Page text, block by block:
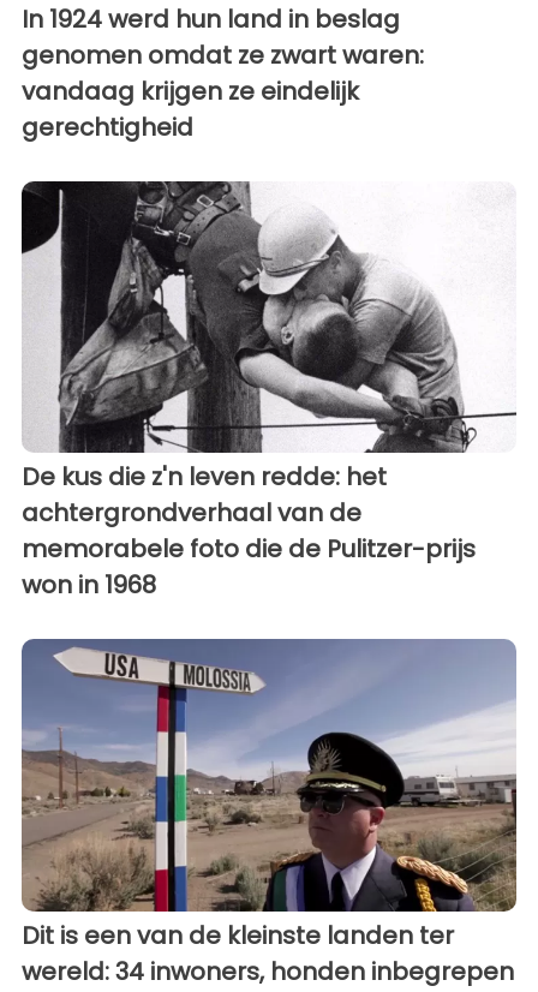
In 1924 werd hun land in beslag
genomen omdat ze zwart waren:
vandaag krijgen ze eindelijk
gerechtigheid
De kus die z'n leven redde: het
achtergrondverhaal van de
memorabele foto die de Pulitzer-prijs
won in 1968
Dit is een van de kleinste landen ter
wereld: 34 inwoners, honden inbegrepen